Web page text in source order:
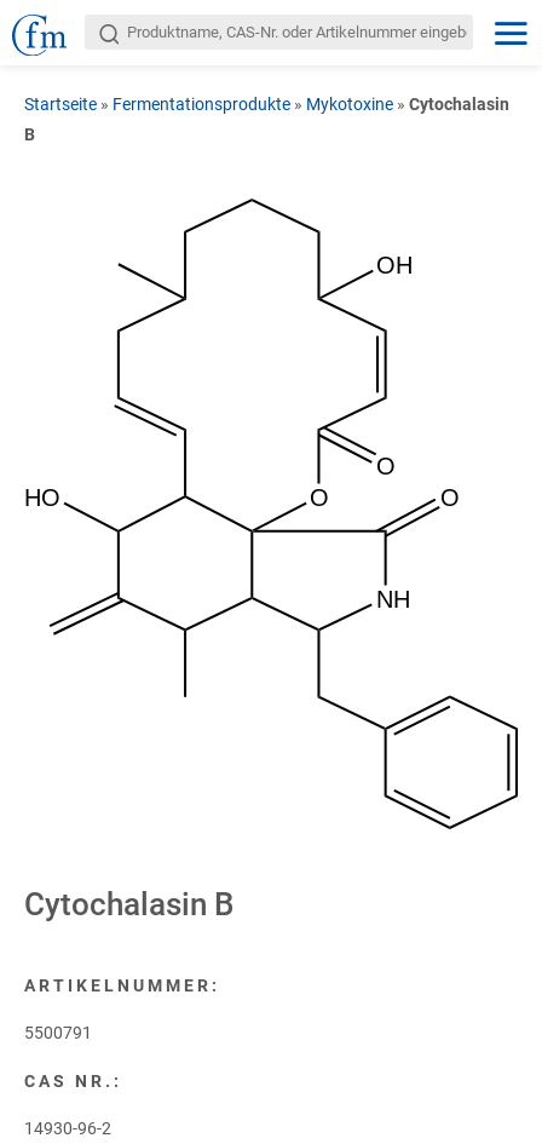
Startseite » Fermentationsprodukte » Mykotoxine » Cytochalasin
B
NH
O
O
HO
O
OH
Cytochalasin B
ARTIKELNUMMER:
5500791
CAS NR.:
14930-96-2